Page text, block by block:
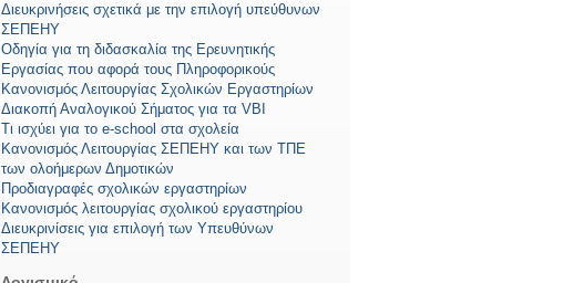
Διευκρινήσεις σχετικά με την επιλογή υπεύθυνων
ΣΕΠΕΗΥ
Οδηγία για τη διδασκαλία της Ερευνητικής
Εργασίας που αφορά τους Πληροφορικούς
Κανονισμός Λειτουργίας Σχολικών Εργαστηρίων
Διακοπή Αναλογικού Σήματος για τα VBI
Τι ισχύει για το e-school στα σχολεία
Κανονισμός Λειτουργίας ΣΕΠΕΗΥ και των ΤΠΕ
των ολοήμερων Δημοτικών
Προδιαγραφές σχολικών εργαστηρίων
Κανονισμός λειτουργίας σχολικού εργαστηρίου
Διευκρινίσεις για επιλογή των Υπευθύνων
ΣΕΠΕΗΥ